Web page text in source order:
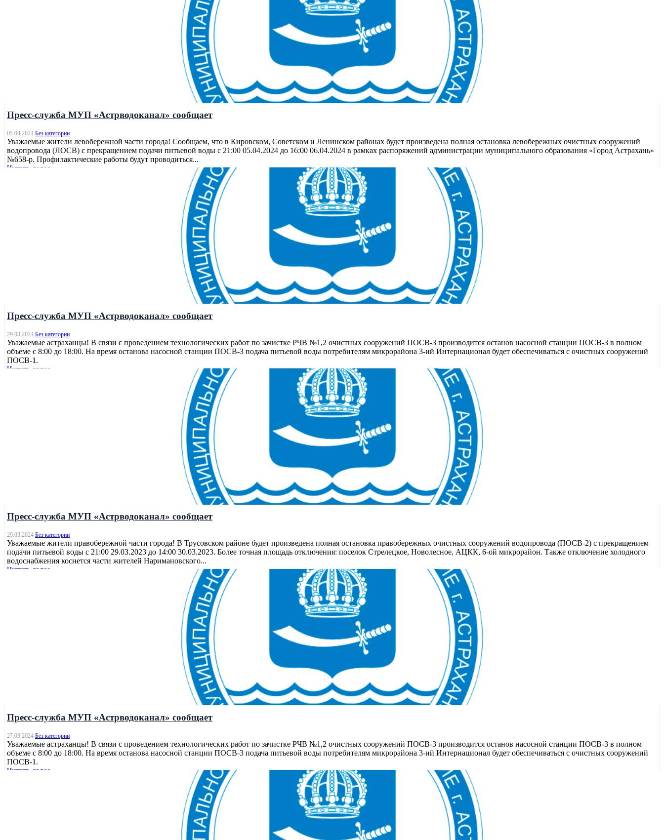
Пресс-служба МУП «Астрводоканал» сообщает
05.04.2024 Без категории
Уважаемые жители левобережной части города! Сообщаем, что в Кировском, Советском и Ленинском районах будет произведена полная остановка левобережных очистных сооружений
водопровода (ЛОСВ) с прекращением подачи питьевой воды с 21:00 05.04.2024 до 16:00 06.04.2024 в рамках распоряжений администрации муниципального образования «Город Астрахань»
№658-р. Профилактические работы будут проводиться...
Читать далее
Пресс-служба МУП «Астрводоканал» сообщает
29.03.2024 Без категории
Уважаемые астраханцы! В связи с проведением технологических работ по зачистке РЧВ №1,2 очистных сооружений ПОСВ-3 производится останов насосной станции ПОСВ-3 в полном
объеме с 8:00 до 18:00. На время останова насосной станции ПОСВ-3 подача питьевой воды потребителям микрорайона 3-ий Интернационал будет обеспечиваться с очистных сооружений
ПОСВ-1.
Читать далее
Пресс-служба МУП «Астрводоканал» сообщает
29.03.2024 Без категории
Уважаемые жители правобережной части города! В Трусовском районе будет произведена полная остановка правобережных очистных сооружений водопровода (ПОСВ-2) с прекращением
подачи питьевой воды с 21:00 29.03.2023 до 14:00 30.03.2023. Более точная площадь отключения: поселок Стрелецкое, Новолесное, АЦКК, 6-ой микрорайон. Также отключение холодного
водоснабжения коснется части жителей Наримановского...
Читать далее
Пресс-служба МУП «Астрводоканал» сообщает
27.03.2024 Без категории
Уважаемые астраханцы! В связи с проведением технологических работ по зачистке РЧВ №1,2 очистных сооружений ПОСВ-3 производится останов насосной станции ПОСВ-3 в полном
объеме с 8:00 до 18:00. На время останова насосной станции ПОСВ-3 подача питьевой воды потребителям микрорайона 3-ий Интернационал будет обеспечиваться с очистных сооружений
ПОСВ-1.
Читать далее